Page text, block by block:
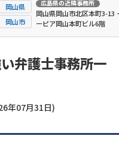
岡山県
岡山市
広島県の近隣事務所
岡山県岡山市北区本町3-13
ーピア岡山本町ビル6階
弁護士事務所一
年07月31日)